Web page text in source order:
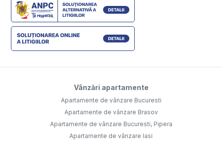
Vânzări apartamente
Apartamente de vânzare Bucuresti
Apartamente de vânzare Brasov
Apartamente de vânzare Bucuresti, Pipera
Apartamente de vânzare Iasi